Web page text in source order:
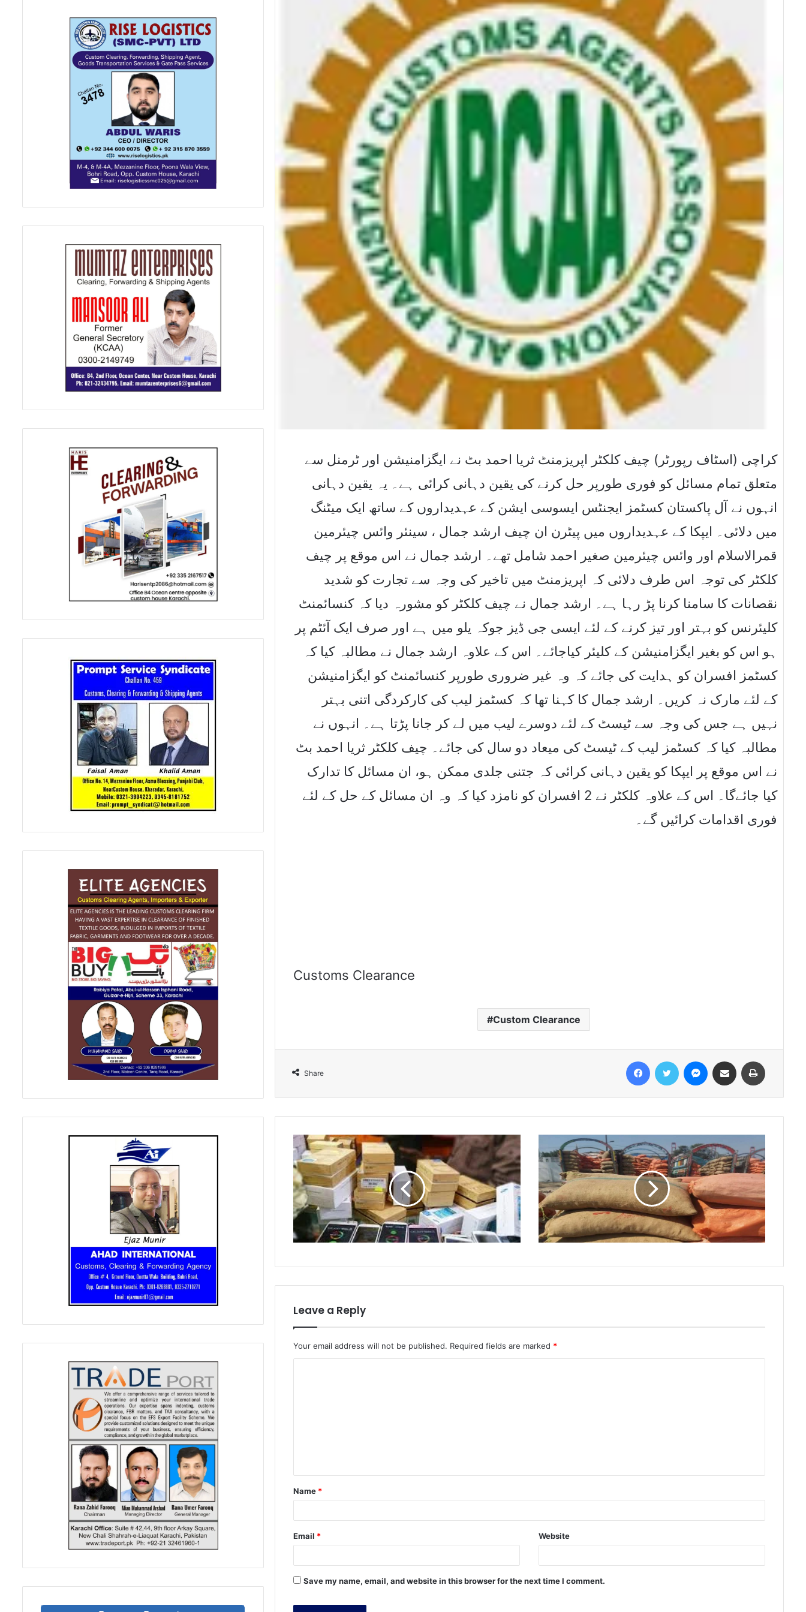
کراچی (اسٹاف رپورٹر) چیف کلکٹر اپریزمنٹ ثریا احمد بٹ نے ایگزامنیشن اور ٹرمنل سے
متعلق تمام مسائل کو فوری طورپر حل کرنے کی یقین دہانی کرائی ہے۔ یہ یقین دہانی
انہوں نے آل پاکستان کسٹمز ایجنٹس ایسوسی ایشن کے عہدیداروں کے ساتھ ایک میٹنگ
میں دلائی۔ ایپکا کے عہدیداروں میں پیٹرن ان چیف ارشد جمال ، سینئر وائس چیئرمین
قمرالاسلام اور وائس چیئرمین صغیر احمد شامل تھے۔ ارشد جمال نے اس موقع پر چیف
کلکٹر کی توجہ اس طرف دلائی کہ اپریزمنٹ میں تاخیر کی وجہ سے تجارت کو شدید
نقصانات کا سامنا کرنا پڑ رہا ہے۔ ارشد جمال نے چیف کلکٹر کو مشورہ دیا کہ کنسائمنٹ
کلیئرنس کو بہتر اور تیز کرنے کے لئے ایسی جی ڈیز جوکہ یلو میں ہے اور صرف ایک آئٹم پر
ہو اس کو بغیر ایگزامنیشن کے کلیئر کیاجائے۔ اس کے علاوہ ارشد جمال نے مطالبہ کیا کہ
کسٹمز افسران کو ہدایت کی جائے کہ وہ غیر ضروری طورپر کنسائمنٹ کو ایگزامنیشن
کے لئے مارک نہ کریں۔ ارشد جمال کا کہنا تھا کہ کسٹمز لیب کی کارکردگی اتنی بہتر
نہیں ہے جس کی وجہ سے ٹیسٹ کے لئے دوسرے لیب میں لے کر جانا پڑتا ہے۔ انہوں نے
مطالبہ کیا کہ کسٹمز لیب کے ٹیسٹ کی میعاد دو سال کی جائے۔ چیف کلکٹر ثریا احمد بٹ
نے اس موقع پر ایپکا کو یقین دہانی کرائی کہ جتنی جلدی ممکن ہو، ان مسائل کا تدارک
کیا جائےگا۔ اس کے علاوہ کلکٹر نے 2 افسران کو نامزد کیا کہ وہ ان مسائل کے حل کے لئے
فوری اقدامات کرائیں گے۔
Customs Clearance
Custom Clearance
Share
Leave a Reply
Your email address will not be published. Required fields are marked *
t
*
Name *
Email * Website
Save my name, email, and website in this browser for the next time I comment.